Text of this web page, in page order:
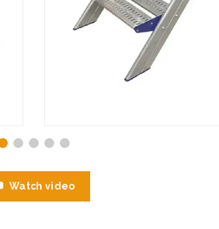
Watch video